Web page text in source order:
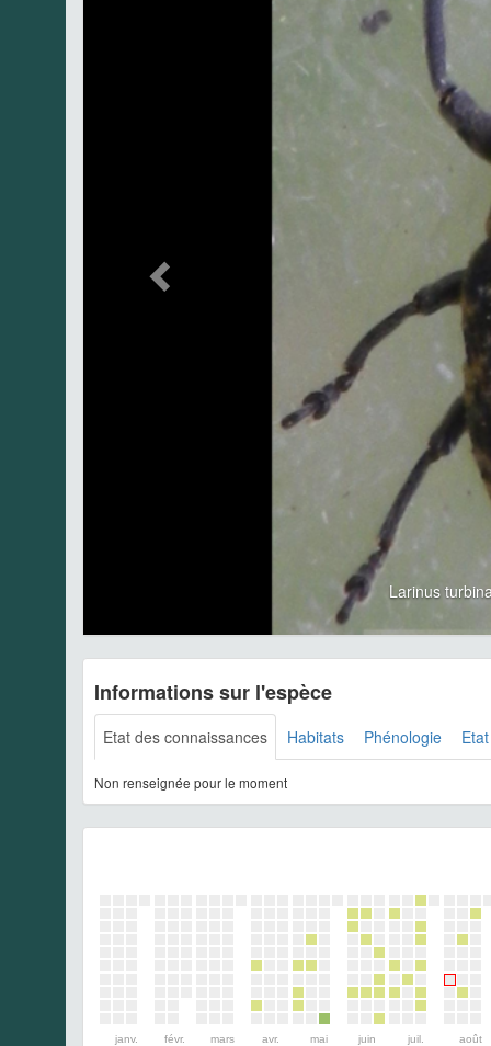
Larinus
Informations sur l'espèce
Etat des connaissances Habitats Phénologie
Non renseignée pour le moment
janv. févr. mars avr. mai juin juil. août